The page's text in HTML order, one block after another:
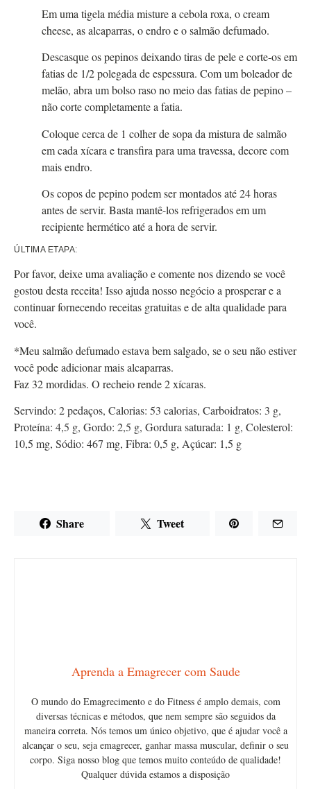
Em uma tigela média misture a cebola roxa, o cream
cheese, as alcaparras, o endro e o salmão defumado.
Descasque os pepinos deixando tiras de pele e corte-os em
fatias de 1/2 polegada de espessura. Com um boleador de
melão, abra um bolso raso no meio das fatias de pepino –
não corte completamente a fatia.
Coloque cerca de 1 colher de sopa da mistura de salmão
em cada xícara e transfira para uma travessa, decore com
mais endro.
Os copos de pepino podem ser montados até 24 horas
antes de servir. Basta mantê-los refrigerados em um
recipiente hermético até a hora de servir.
ÚLTIMA ETAPA:
Por favor, deixe uma avaliação e comente nos dizendo se você
gostou desta receita! Isso ajuda nosso negócio a prosperar e a
continuar fornecendo receitas gratuitas e de alta qualidade para
você.
*Meu salmão defumado estava bem salgado, se o seu não estiver
você pode adicionar mais alcaparras.
Faz 32 mordidas. O recheio rende 2 xícaras.
Servindo: 2pedaços, Calorias: 53 calorias, Carboidratos: 3 g,
Proteína: 4,5 g, Gordo: 2,5 g, Gordura saturada: 1 g, Colesterol:
10,5 mg, Sódio: 467 mg, Fibra: 0,5 g, Açúcar: 1,5 g
Share Tweet
Aprenda a Emagrecer com Saude
O mundo do Emagrecimento e do Fitness é amplo demais, com
diversas técnicas e métodos, que nem sempre são seguidos da
maneira correta. Nós temos um único objetivo, que é ajudar você a
alcançar o seu, seja emagrecer, ganhar massa muscular, definir o seu
corpo. Siga nosso blog que temos muito conteúdo de qualidade!
Qualquer dúvida estamos a disposição